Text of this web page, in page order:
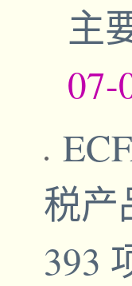
主
07-
税产
393